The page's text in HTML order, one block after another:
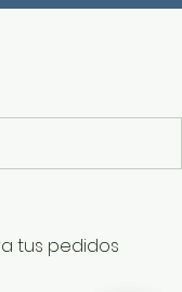
tus pedidos